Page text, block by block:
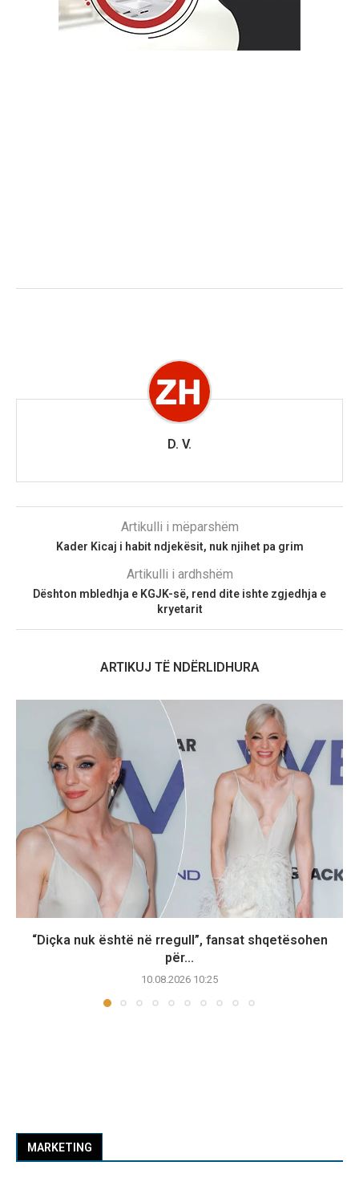
D. V.
Artikulli i mëparshëm
Kader Kicaj i habit ndjekësit, nuk njihet pa grim
Artikulli i ardhshëm
​Dështon mbledhja e KGJK-së, rend dite ishte zgjedhja e
kryetarit
ARTIKUJ TË NDËRLIDHURA
“Diçka nuk është në rregull”, fansat shqetësohen
për...
10.08.2026 10:25
MARKETING